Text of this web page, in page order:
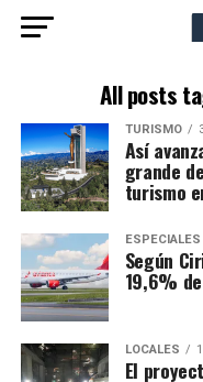
All posts
TURISMO
Así
grande
turismo
ESPECIALES
Según
19,6%
LOCALES
El